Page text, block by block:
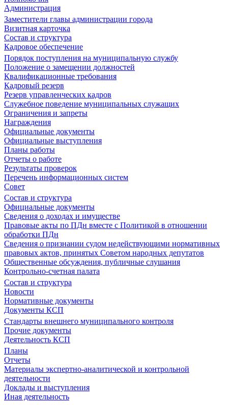
Администрация
Заместители главы администрации города
Визитная карточка
Состав и структура
Кадровое обеспечение
Порядок поступления на муниципальную службу
Положение о замещении должностей
Квалификационные требования
Кадровый резерв
Резерв управленческих кадров
Служебное поведение муниципальных служащих
Ограничения и запреты
Награждения
Официальные документы
Официальные выступления
Планы работы
Отчеты о работе
Результаты проверок
Перечень информационных систем
Совет
Состав и структура
Официальные документы
Сведения о доходах и имуществе
Правовые акты по ПДн вместе с Политикой в отношении
обработки ПДн
Сведения о признании судом недействующими нормативных
правовых актов, принятых Советом народных депутатов
Общественные обсуждения, публичные слушания
Контрольно-счетная палата
Состав и структура
Новости
Нормативные документы
Документы КСП
Стандарты внешнего муниципального контроля
Прочие документы
Деятельность КСП
Планы
Отчеты
Материалы экспертно-аналитической и контрольной
деятельности
Доклады и выступления
Иная деятельность